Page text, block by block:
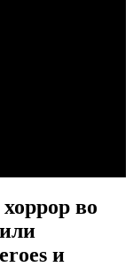
во
и